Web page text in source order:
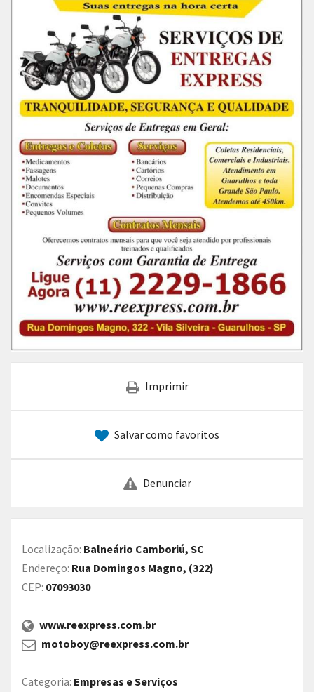
Imprimir
Salvar como favoritos
Denunciar
Localização: Balneário Camboriú, SC
Endereço: Rua Domingos Magno, (322)
CEP: 07093030
www.reexpress.com.br
motoboy@reexpress.com.br
Categoria: Empresas e Serviços